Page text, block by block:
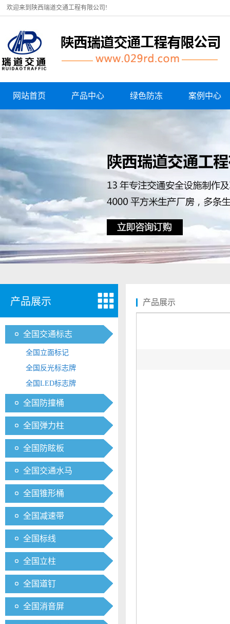
欢迎来到陕西瑞道交通工程有限公司!
网站首页 产品中心 绿色防冻 案例中心
产品展示
全国交通标志
全国立面标记
全国反光标志牌
全国LED标志牌
全国防撞桶
全国弹力柱
全国防眩板
全国交通水马
全国锥形桶
全国减速带
全国标线
全国立柱
全国道钉
全国消音屏
产品展示